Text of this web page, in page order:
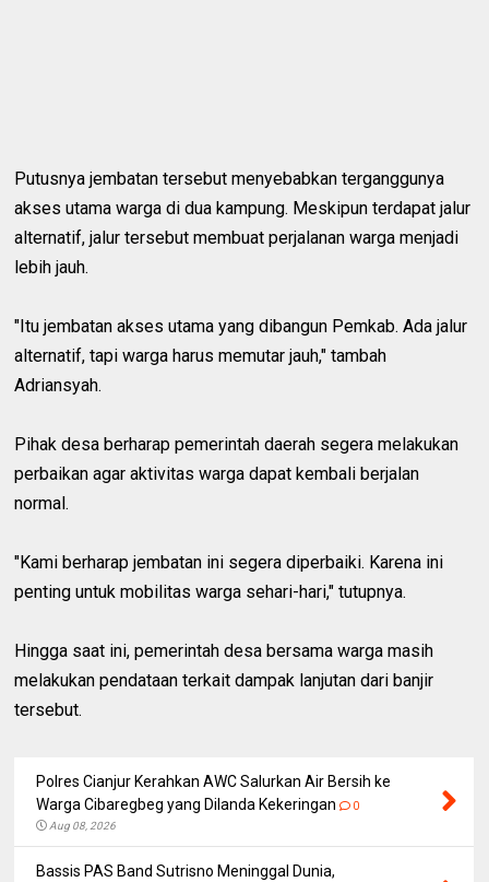
Putusnya jembatan tersebut menyebabkan terganggunya
akses utama warga di dua kampung. Meskipun terdapat jalur
alternatif, jalur tersebut membuat perjalanan warga menjadi
lebih jauh.
"Itu jembatan akses utama yang dibangun Pemkab. Ada jalur
alternatif, tapi warga harus memutar jauh," tambah
Adriansyah.
Pihak desa berharap pemerintah daerah segera melakukan
perbaikan agar aktivitas warga dapat kembali berjalan
normal.
"Kami berharap jembatan ini segera diperbaiki. Karena ini
penting untuk mobilitas warga sehari-hari," tutupnya.
Hingga saat ini, pemerintah desa bersama warga masih
melakukan pendataan terkait dampak lanjutan dari banjir
tersebut.
Polres Cianjur Kerahkan AWC Salurkan Air Bersih ke
Warga Cibaregbeg yang Dilanda Kekeringan
0
Aug 08, 2026
Bassis PAS Band Sutrisno Meninggal Dunia,